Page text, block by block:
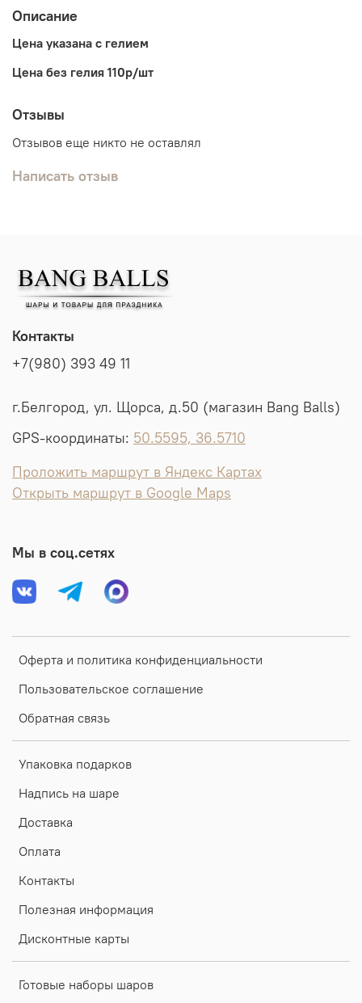
Описание
Цена указана с гелием
Цена без гелия 110р/шт
Отзывы
Отзывов еще никто не оставлял
Написать отзыв
Оферта и политика конфиденциальности
Пользовательское соглашение
Обратная связь
Упаковка подарков
Надпись на шаре
Доставка
Оплата
Контакты
Полезная информация
Дисконтные карты
Готовые наборы шаров
Контакты
+7(980) 393 49 11
г.Белгород, ул. Щорса, д.50 (магазин Bang Balls)
GPS-координаты: 50.5595, 36.5710
Проложить маршрут в Яндекс Картах
Открыть маршрут в Google Maps
Мы в соц.сетях